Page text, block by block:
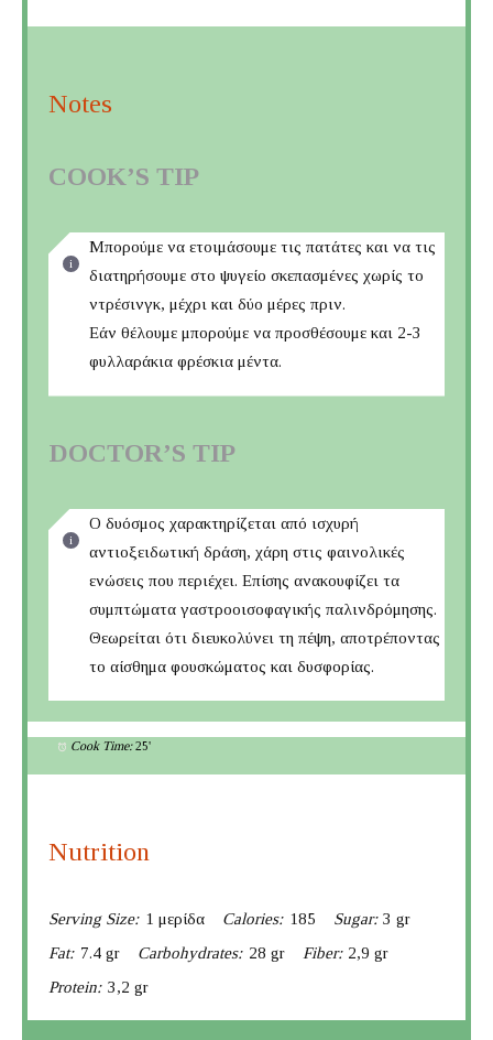
Notes
COOK’S TIP
Μπορούμε να ετοιμάσουμε τις πατάτες και να τις
διατηρήσουμε στο ψυγείο σκεπασμένες χωρίς το
ντρέσινγκ, μέχρι και δύο μέρες πριν.
Εάν θέλουμε μπορούμε να προσθέσουμε και 2-3
φυλλαράκια φρέσκια μέντα.
DOCTOR’S TIP
Ο δυόσμος χαρακτηρίζεται από ισχυρή
αντιοξειδωτική δράση, χάρη στις φαινολικές
ενώσεις που περιέχει. Επίσης ανακουφίζει τα
συμπτώματα γαστροοισοφαγικής παλινδρόμησης.
Θεωρείται ότι διευκολύνει τη πέψη, αποτρέποντας
το αίσθημα φουσκώματος και δυσφορίας.
Cook Time: 25'
Nutrition
Serving Size: 1 μερίδα Calories: 185 Sugar: 3 gr
Fat: 7.4 gr Carbohydrates: 28 gr Fiber: 2,9 gr
Protein: 3,2 gr